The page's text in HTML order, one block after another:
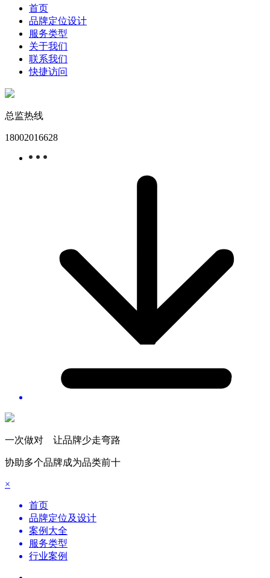
首页
品牌定位设计
服务类型
关于我们
联系我们
快捷访问
总监热线
18002016628
一次做对 让品牌少走弯路
协助多个品牌成为品类前十
×
首页
品牌定位及设计
案例大全
服务类型
行业案例